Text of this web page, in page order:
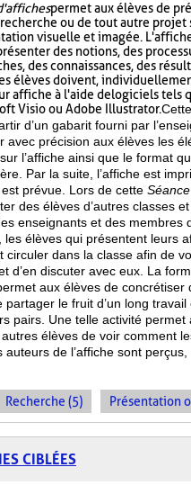
permet aux élèves de
ou de tout autre projet
visuelle et imagée.
des notions, des
des connaissances, des
élèves doivent,
affiche à l'aide de logiciels tels
Visio ou Adobe Illustrator.
d’un gabarit fourni par
avec précision aux élèves les
l’affiche ainsi que le format
Par la suite, l’affiche est
prévue. Lors de cette
des élèves d’autres classes et
enseignants et des membres
les élèves qui présentent leurs
circuler dans la classe afin de
d’en discuter avec eux. La
aux élèves de concrétiser
partager le fruit d’un long travail
pairs. Une telle activité permet
autres élèves de voir comment
auteurs de l’affiche sont
Recherche (5) Présentation
CIBLÉES